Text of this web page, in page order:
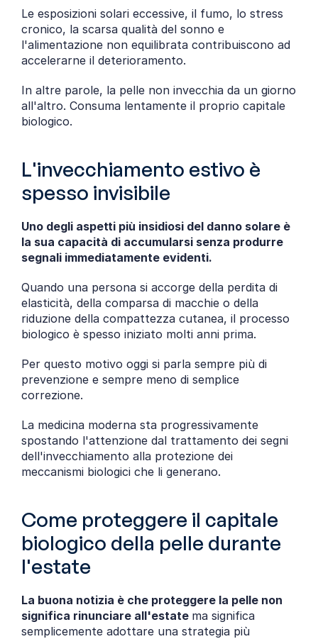
Le esposizioni solari eccessive, il fumo, lo stress
cronico, la scarsa qualità del sonno e
l'alimentazione non equilibrata contribuiscono ad
accelerarne il deterioramento.
In altre parole, la pelle non invecchia da un giorno
all'altro. Consuma lentamente il proprio capitale
biologico.
L'invecchiamento estivo è
spesso invisibile
Uno degli aspetti più insidiosi del danno solare è
la sua capacità di accumularsi senza produrre
segnali immediatamente evidenti.
Quando una persona si accorge della perdita di
elasticità, della comparsa di macchie o della
riduzione della compattezza cutanea, il processo
biologico è spesso iniziato molti anni prima.
Per questo motivo oggi si parla sempre più di
prevenzione e sempre meno di semplice
correzione.
La medicina moderna sta progressivamente
spostando l'attenzione dal trattamento dei segni
dell'invecchiamento alla protezione dei
meccanismi biologici che li generano.
Come proteggere il capitale
biologico della pelle durante
l'estate
La buona notizia è che proteggere la pelle non
significa rinunciare all'estate ma significa
semplicemente adottare una strategia più